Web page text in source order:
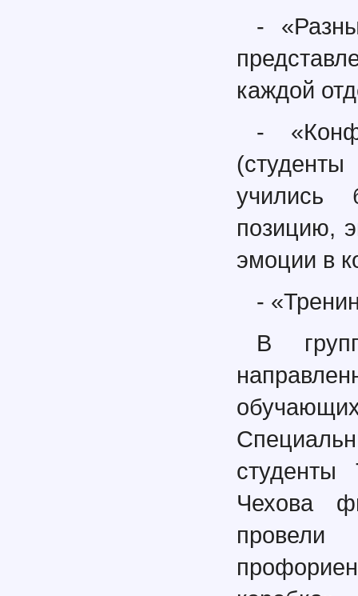
-
каждой
-
учились
позицию,
эмоции в
-
В
студенты
Чехова